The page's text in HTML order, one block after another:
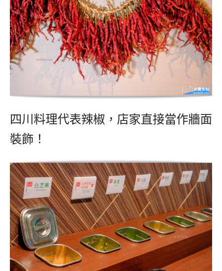
四川料理代表辣椒，店家直接當作牆面
裝飾！